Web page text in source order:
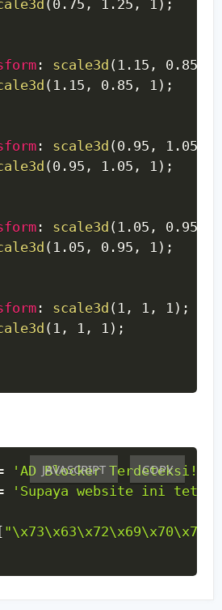
( 0.75 , 1.25 , 1 ) ;
: scale3d ( 1.15 , 0.85
( 1.15 , 0.85 , 1 ) ;
: scale3d (0.95 , 1.05
(0.95 , 1.05 , 1 ) ;
: scale3d ( 1.05 , 0.95
( 1.05 , 0.95 , 1 ) ;
: scale3d ( 1 , 1 , 1 ) ;
( 1 , 1 , 1 ) ;
'AD Blocker Terdeteksi!'
'Supaya website ini tetap
[ "\x73\x63\x72\x69\x70\x74"
JAVASCRIPT COPY